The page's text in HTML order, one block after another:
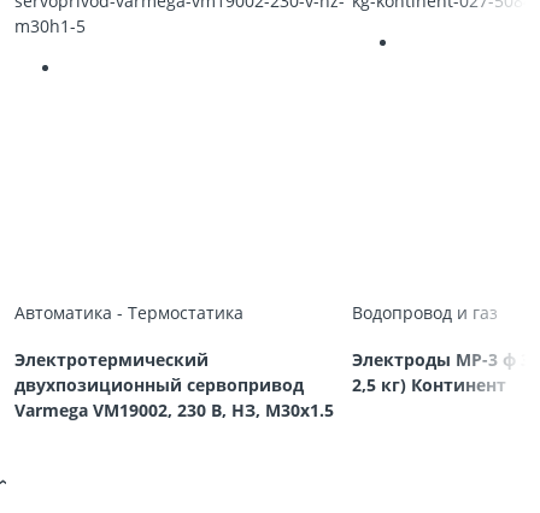
Автоматика - Термостатика
Электротермический
двухпозиционный сервопривод
Varmega VM19002, 230 В, НЗ, M30х1.5
Водопровод и газ
Электроды МР-3 ф
2,5 кг) Континент